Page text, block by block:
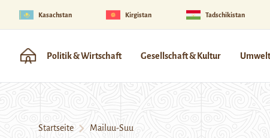
Kasachstan Kirgistan Tadschikistan
Politik & Wirtschaft Gesellschaft & Kultur
Startseite Mailuu-Suu